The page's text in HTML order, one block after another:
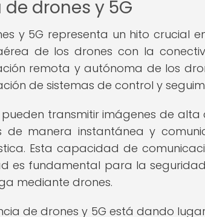
drones y 5G
y 5G representa un hito crucial
de los drones con la
remota y autónoma de los
de sistemas de control y
transmitir imágenes de
de manera instantánea y
Esta capacidad de
es fundamental para la
mediante drones.
de drones y 5G está dando